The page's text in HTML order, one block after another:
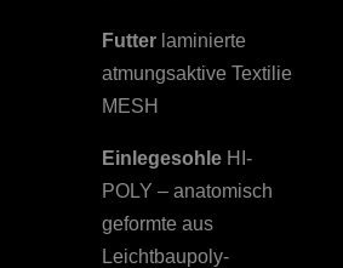
Futter laminierte
atmungsaktive Textilie
MESH
Einlegesohle HI-
POLY – anatomisch
geformte aus
Leichtbaupoly­